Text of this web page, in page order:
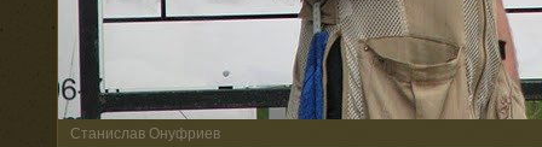
Станислав Онуфриев